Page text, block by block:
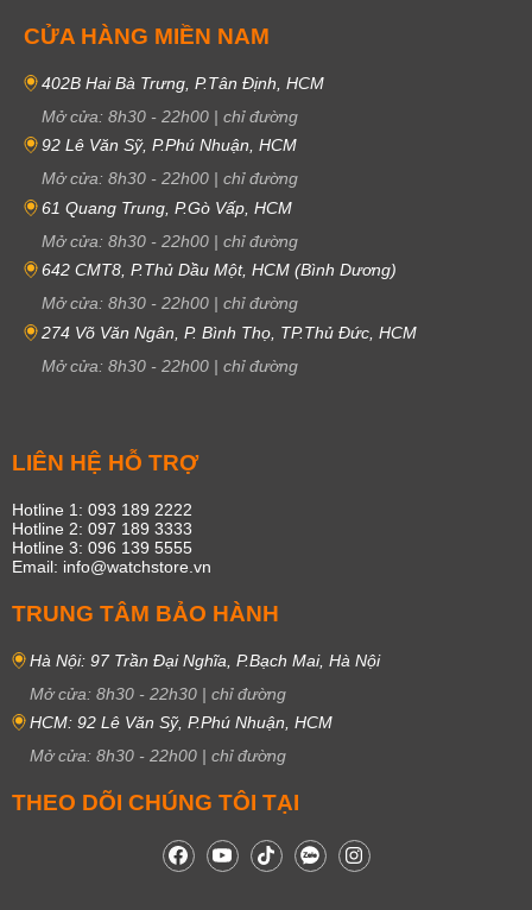
CỬA HÀNG MIỀN NAM
402B Hai Bà Trưng, P.Tân Định, HCM
Mở cửa: 8h30 - 22h00 | chỉ đường
92 Lê Văn Sỹ, P.Phú Nhuận, HCM
Mở cửa: 8h30 - 22h00 | chỉ đường
61 Quang Trung, P.Gò Vấp, HCM
Mở cửa: 8h30 - 22h00 | chỉ đường
642 CMT8, P.Thủ Dầu Một, HCM (Bình Dương)
Mở cửa: 8h30 - 22h00 | chỉ đường
274 Võ Văn Ngân, P. Bình Thọ, TP.Thủ Đức, HCM
Mở cửa: 8h30 - 22h00 | chỉ đường
LIÊN HỆ HỖ TRỢ
Hotline 1: 093 189 2222
Hotline 2: 097 189 3333
Hotline 3: 096 139 5555
Email: info@watchstore.vn
TRUNG TÂM BẢO HÀNH
Hà Nội: 97 Trần Đại Nghĩa, P.Bạch Mai, Hà Nội
Mở cửa: 8h30 - 22h30 | chỉ đường
HCM: 92 Lê Văn Sỹ, P.Phú Nhuận, HCM
Mở cửa: 8h30 - 22h00 | chỉ đường
THEO DÕI CHÚNG TÔI TẠI